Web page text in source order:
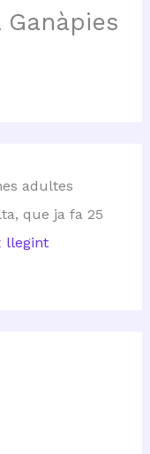
adultes
que ja fa 25
llegint